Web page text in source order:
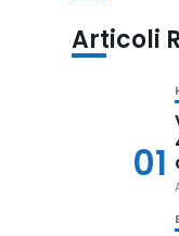
Articoli
01